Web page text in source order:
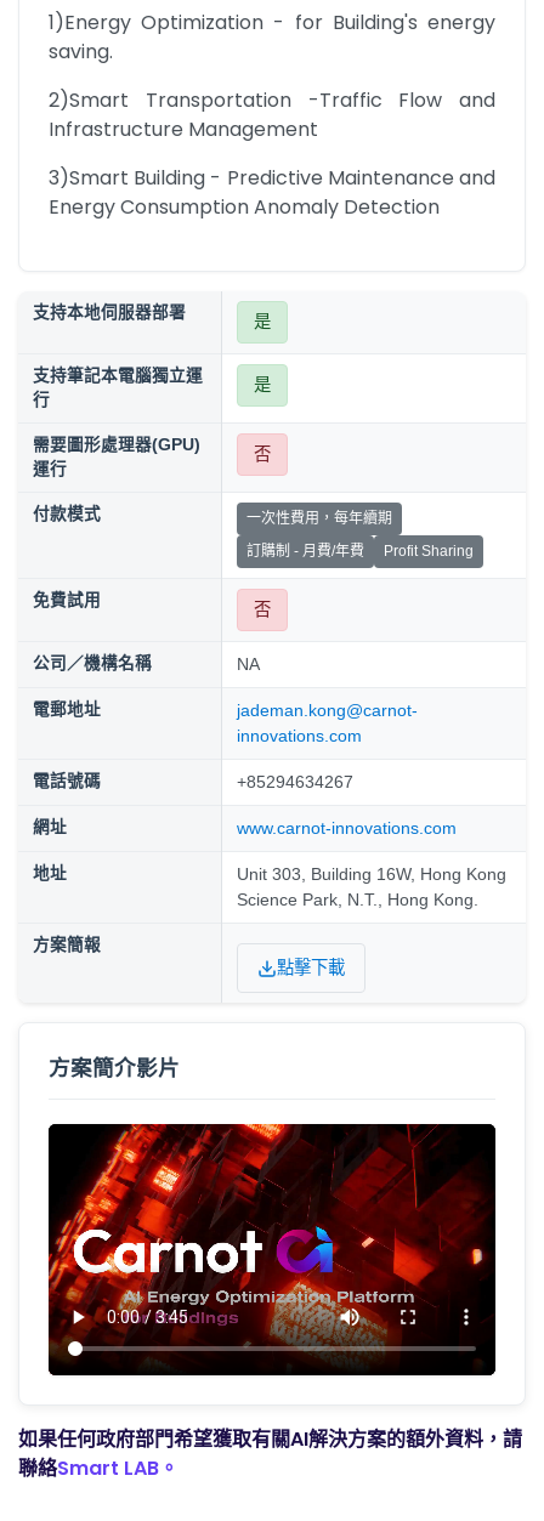
1)Energy Optimization - for Building's energy
saving.
2)Smart Transportation -Traffic Flow and
Infrastructure Management
3)Smart Building - Predictive Maintenance and
Energy Consumption Anomaly Detection
支持本地伺服器部署 是
支持筆記本電腦獨立運
行
是
需要圖形處理器(GPU)
運行
否
付款模式
一次性費用，每年續期
訂購制 - 月費/年費
Profit Sharing
免費試用 否
公司／機構名稱 NA
電郵地址
jademan.kong@carnot-
innovations.com
電話號碼 +85294634267
網址 www.carnot-innovations.com
地址
Unit 303, Building 16W, Hong Kong
Science Park, N.T., Hong Kong.
方案簡報
點擊下載
方案簡介影片
如果任何政府部門希望獲取有關AI解決方案的額外資料，請
聯絡Smart LAB。